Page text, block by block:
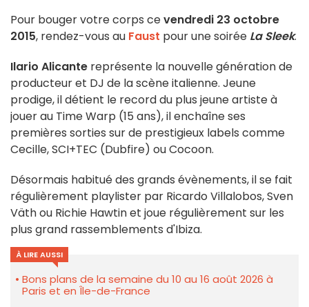
Pour bouger votre corps cevendredi 23 octobre
2015, rendez-vous au Faust pour une soirée La Sleek.
Ilario Alicante représente la nouvelle génération de
producteur et DJ de la scène italienne. Jeune
prodige, il détient le record du plus jeune artiste à
jouer au Time Warp (15 ans), il enchaîne ses
premières sorties sur de prestigieux labels comme
Cecille, SCI+TEC (Dubfire) ou Cocoon.
Désormais habitué des grands évènements, il se fait
régulièrement playlister par Ricardo Villalobos, Sven
Väth ou Richie Hawtin et joue régulièrement sur les
plus grand rassemblements d'Ibiza.
À LIRE AUSSI
Bons plans de la semaine du 10 au 16 août 2026 à
Paris et en Île-de-France